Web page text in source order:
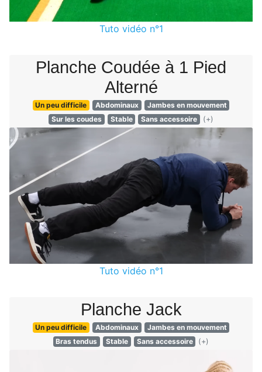
Tuto vidéo n°1
Planche Coudée à 1 Pied
Alterné
Un peu difficile Abdominaux
Jambes en mouvement
Sur les coudes
Stable Sans accessoire (+)
Tuto vidéo n°1
Planche Jack
Un peu difficile Abdominaux
Jambes en mouvement
Bras tendus
Stable Sans accessoire (+)